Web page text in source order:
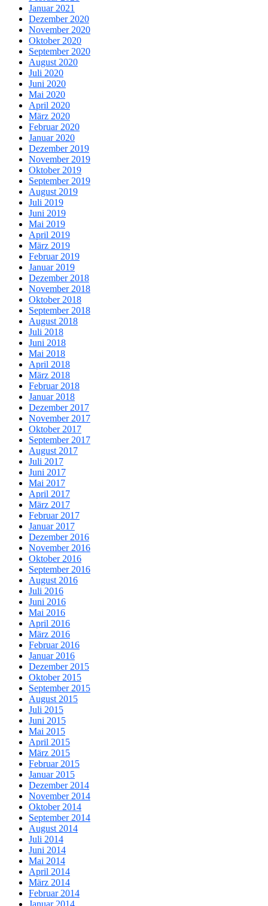
Januar 2021
Dezember 2020
November 2020
Oktober 2020
September 2020
August 2020
Juli 2020
Juni 2020
Mai 2020
April 2020
März 2020
Februar 2020
Januar 2020
Dezember 2019
November 2019
Oktober 2019
September 2019
August 2019
Juli 2019
Juni 2019
Mai 2019
April 2019
März 2019
Februar 2019
Januar 2019
Dezember 2018
November 2018
Oktober 2018
September 2018
August 2018
Juli 2018
Juni 2018
Mai 2018
April 2018
März 2018
Februar 2018
Januar 2018
Dezember 2017
November 2017
Oktober 2017
September 2017
August 2017
Juli 2017
Juni 2017
Mai 2017
April 2017
März 2017
Februar 2017
Januar 2017
Dezember 2016
November 2016
Oktober 2016
September 2016
August 2016
Juli 2016
Juni 2016
Mai 2016
April 2016
März 2016
Februar 2016
Januar 2016
Dezember 2015
Oktober 2015
September 2015
August 2015
Juli 2015
Juni 2015
Mai 2015
April 2015
März 2015
Februar 2015
Januar 2015
Dezember 2014
November 2014
Oktober 2014
September 2014
August 2014
Juli 2014
Juni 2014
Mai 2014
April 2014
März 2014
Februar 2014
Januar 2014